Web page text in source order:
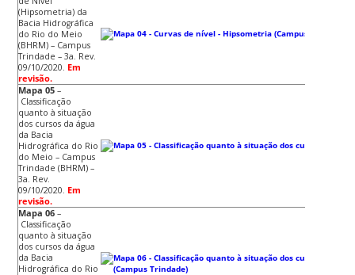
(Hipsometria) da
Bacia Hidrográfica
do Rio do Meio
(BHRM) – Campus
Trindade – 3a. Rev.
09/10/2020. Em
revisão.
Mapa 05–
Classificação
quanto à situação
dos cursos da água
da Bacia
Hidrográfica do Rio
do Meio – Campus
Trindade (BHRM) –
3a. Rev.
09/10/2020. Em
revisão.
Mapa 06–
Classificação
quanto à situação
dos cursos da água
da Bacia
Hidrográfica do Rio